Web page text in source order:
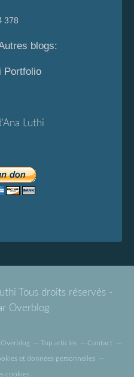
378
blogs:
Portfolio
Luthi
Tous droits réservés -
Overblog
Top articles Contact
et données personnelles
cookies